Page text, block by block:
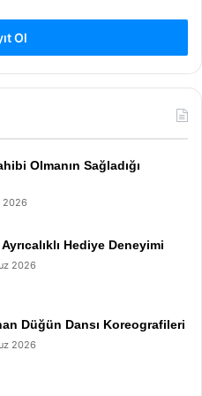
Ol
Olmanın Sağladığı
2026
Hediye Deneyimi
2026
Düğün Dansı Koreografileri
2026